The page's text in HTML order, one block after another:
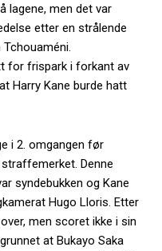
lagene, men det var
etter en strålende
for frispark i forkant av
Harry Kane burde hatt
i 2. omgangen før
Denne
syndebukken og Kane
Hugo Lloris. Etter
men scoret ikke i sin
at Bukayo Saka